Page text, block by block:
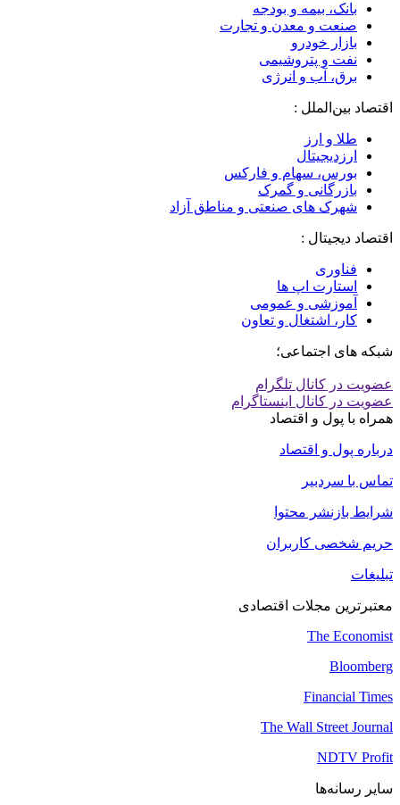
بانک، بیمه و بودجه
صنعت و معدن و تجارت
بازار خودرو
نفت و پتروشیمی
برق، آب و انرژی
اقتصاد بین‌الملل :
طلا و ارز
ارزدیجیتال
بورس، سهام و فارکس
بازرگانی و گمرک
شهرک های صنعتی و مناطق آزاد
اقتصاد دیجیتال :
فناوری
استارت اپ ها
آموزشی و عمومی
کار، اشتغال و تعاون
شبکه های اجتماعی؛
عضویت در کانال تلگرام
عضویت در کانال اینستاگرام
همراه با پول و اقتصاد
درباره پول و اقتصاد
تماس با سردبیر
شرایط بازنشر محتوا
حریم شخصی کاربران
تبلیغات
معتبرترین مجلات اقتصادی
The Economist
Bloomberg
Financial Times
The Wall Street Journal
NDTV Profit
سایر رسانه‌ها